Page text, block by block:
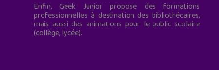
Enfin, Geek Junior propose des formations
professionnelles à destination des bibliothécaires,
mais aussi des animations pour le public scolaire
(collège, lycée).